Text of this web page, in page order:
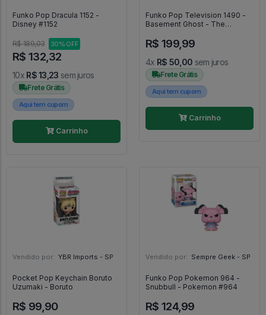
Funko Pop Dracula 1152 -
Disney #1152
R$ 189,03 30% OFF
R$ 132,32
10x R$ 13,23 sem juros
Frete Grátis
Aqui tem cupom
Carrinho
Funko Pop Television 1490 -
Basement Ghost - The
R$ 199,99
4x R$ 50,00 sem juros
Frete Grátis
Aqui tem cupom
Carrinho
Vendido por: YBR Imports - SP
Pocket Pop Keychain Boruto
Uzumaki - Boruto
R$ 99,90
Vendido por: Sempre Geek - SP
Funko Pop Pokemon 964 -
Snubbull - Pokemon #964
R$ 124,99